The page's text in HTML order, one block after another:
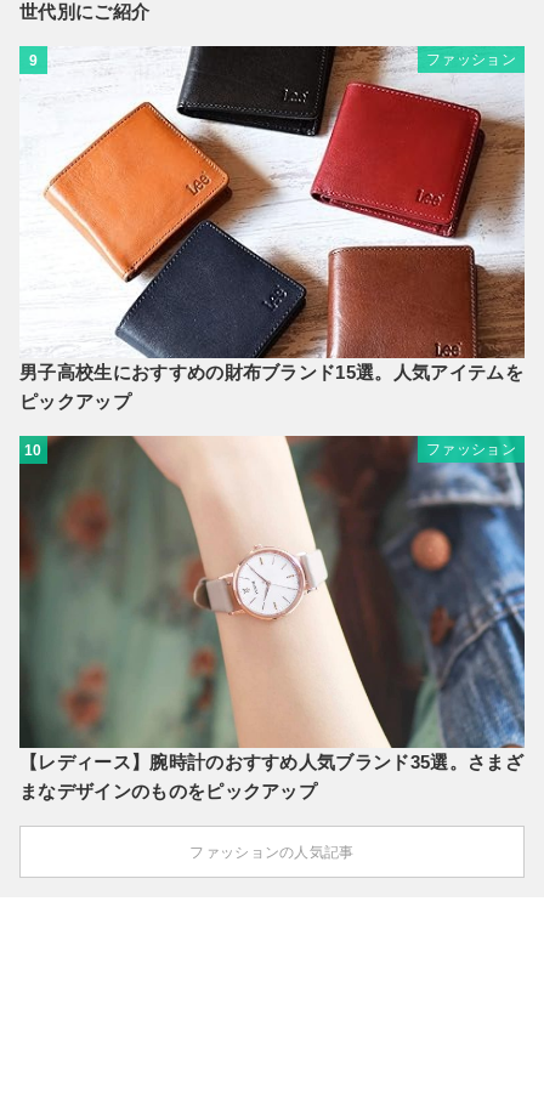
世代別にご紹介
9 ファッション
男子高校生におすすめの財布ブランド15選。人気アイテムを
ピックアップ
10 ファッション
【レディース】腕時計のおすすめ人気ブランド35選。さまざ
まなデザインのものをピックアップ
ファッションの人気記事